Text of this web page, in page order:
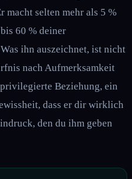
macht selten mehr als 5 %
60 % deiner
ihn auszeichnet, ist nicht
nach Aufmerksamkeit
Beziehung, ein
dass er dir wirklich
den du ihm geben